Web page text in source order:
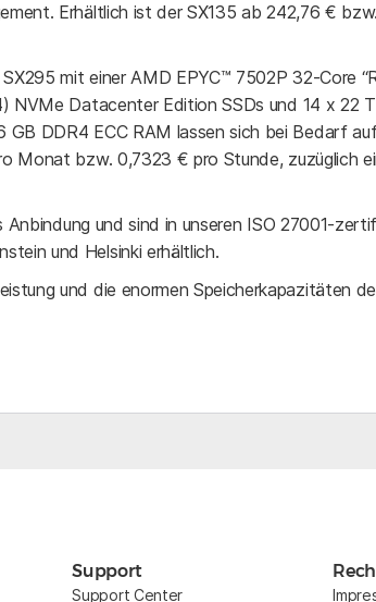
Erhältlich ist der SX135 ab 242,76 €
mit einer AMD EPYC™ 7502P 32-Core
NVMe Datacenter Edition SSDs und 14 x 22
DDR4 ECC RAM lassen sich bei Bedarf
Monat bzw. 0,7323 € pro Stunde, zuzüglich
und sind in unseren ISO 27001-
und Helsinki erhältlich.
und die enormen Speicherkapazitäten
Support
Support Center